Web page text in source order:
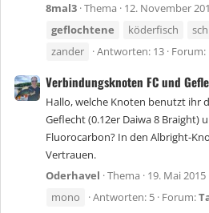
8mal3 Thema 12. November
geflochtene
köderfisch
zander
Antworten: 13 Forum:
Verbindungsknoten FC und
Hallo, welche Knoten benutzt ihr
Geflecht (0.12er Daiwa 8 Braight)
Fluorocarbon? In den Albright-
Vertrauen.
Oderhavel Thema 19. Mai 2015
mono
Antworten: 5 Forum: